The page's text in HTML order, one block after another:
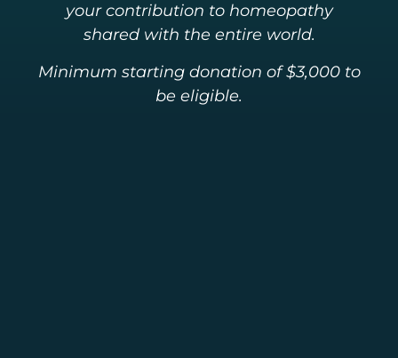
your contribution to homeopathy
shared with the entire world.
Minimum starting donation of $3,000 to
be eligible.